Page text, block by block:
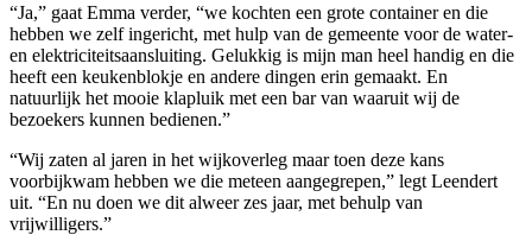
“Ja,” gaat Emma verder, “we kochten een grote container en die
hebben we zelf ingericht, met hulp van de gemeente voor de water-
en elektriciteitsaansluiting. Gelukkig is mijn man heel handig en die
heeft een keukenblokje en andere dingen erin gemaakt. En
natuurlijk het mooie klapluik met een bar van waaruit wij de
bezoekers kunnen bedienen.”
“Wij zaten al jaren in het wijkoverleg maar toen deze kans
voorbijkwam hebben we die meteen aangegrepen,” legt Leendert
uit. “En nu doen we dit alweer zes jaar, met behulp van
vrijwilligers.”